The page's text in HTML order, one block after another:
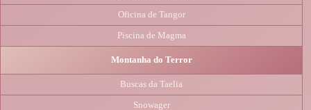
Oficina de Tangor
Piscina de Magma
Montanha do Terror
Buscas da Taelia
Snowager